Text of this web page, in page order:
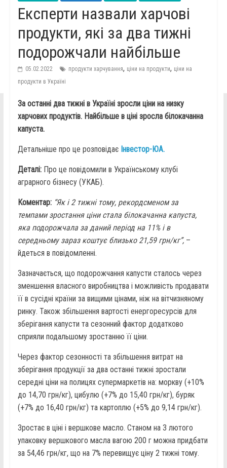
Експерти назвали харчові
продукти, які за два тижні
подорожчали найбільше
05.02.2022 продукти харчування, ціни на продукти, ціни на
продукти в Україні
За останні два тижні в Україні зросли ціни на низку
харчових продуктів. Найбільше в ціні зросла білокачанна
капуста.
Детальніше про це розповідає Інвестор-ЮА.
Деталі: Про це повідомили в Українському клубі
аграрного бізнесу (УКАБ).
Коментар: “Як і 2 тижні тому, рекордсменом за
темпами зростання ціни стала білокачанна капуста,
яка подорожчала за даний період на 11% і в
середньому зараз коштує близько 21,59 грн/кг”,–
йдеться в повідомленні.
Зазначається, що подорожчання капусти сталось через
зменшення власного виробництва і можливість продавати
її в сусідні країни за вищими цінами, ніж на вітчизняному
ринку. Також збільшення вартості енергоресурсів для
зберігання капусти та сезонний фактор додатково
сприяли подальшому зростанню її ціни.
Через фактор сезонності та збільшення витрат на
зберігання продукції за два останні тижні зростали
середні ціни на полицях супермаркетів на: моркву (+10%
до 14,70 грн/кг), цибулю (+7% до 15,40 грн/кг), буряк
(+7% до 16,40 грн/кг) та картоплю (+5% до 9,14 грн/кг).
Зростає в ціні і вершкове масло. Станом на 3 лютого
упаковку вершкового масла вагою 200 г можна придбати
за 54,46 грн/кг, що на 7% перевищує ціну 2 тижні тому.